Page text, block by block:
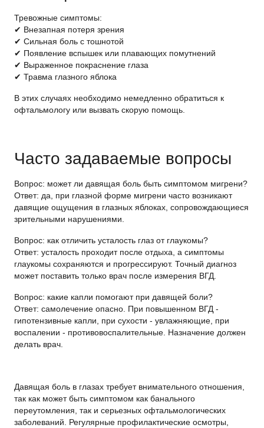
Тревожные симптомы:
✔ Внезапная потеря зрения
✔ Сильная боль с тошнотой
✔ Появление вспышек или плавающих помутнений
✔ Выраженное покраснение глаза
✔ Травма глазного яблока
В этих случаях необходимо немедленно обратиться к
офтальмологу или вызвать скорую помощь.
Часто задаваемые вопросы
Вопрос: может ли давящая боль быть симптомом мигрени?
Ответ: да, при глазной форме мигрени часто возникают
давящие ощущения в глазных яблоках, сопровождающиеся
зрительными нарушениями.
Вопрос: как отличить усталость глаз от глаукомы?
Ответ: усталость проходит после отдыха, а симптомы
глаукомы сохраняются и прогрессируют. Точный диагноз
может поставить только врач после измерения ВГД.
Вопрос: какие капли помогают при давящей боли?
Ответ: самолечение опасно. При повышенном ВГД -
гипотензивные капли, при сухости - увлажняющие, при
воспалении - противовоспалительные. Назначение должен
делать врач.
Давящая боль в глазах требует внимательного отношения,
так как может быть симптомом как банального
переутомления, так и серьезных офтальмологических
заболеваний. Регулярные профилактические осмотры,